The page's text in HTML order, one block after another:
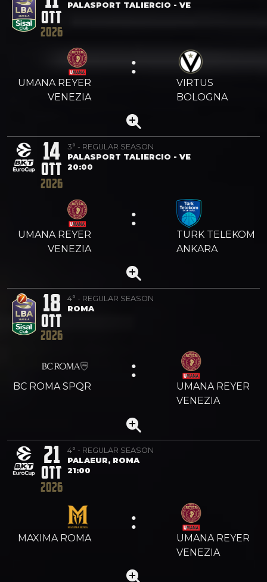
OTT
2026
PALASPORT TALIERCIO - VE
UMANA REYER
VENEZIA
:
VIRTUS
BOLOGNA
14
OTT
2026
3° - REGULAR SEASON
PALASPORT TALIERCIO - VE
20:00
UMANA REYER
VENEZIA
:
TURK TELEKOM
ANKARA
18
OTT
2026
4° - REGULAR SEASON
ROMA
BC ROMA SPQR
:
UMANA REYER
VENEZIA
21
OTT
2026
4° - REGULAR SEASON
PALAEUR, ROMA
21:00
MAXIMA ROMA
:
UMANA REYER
VENEZIA